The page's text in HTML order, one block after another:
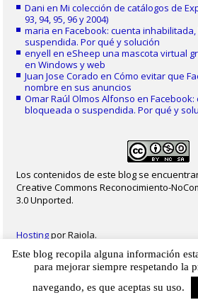
Dani enMi colección de catálogos de
93, 94, 95, 96 y 2004)
maria enFacebook: cuenta
suspendida. Por qué y solución
enyell eneSheep una mascota virtual
en Windows y web
Juan Jose Corado enCómo evitar que
nombre en sus anuncios
Omar Raúl Olmos Alfonso en
bloqueada o suspendida. Por qué y
Los contenidos de este blog se
Creative Commons Reconocimiento-
3.0 Unported.
Hostingpor Raiola.
2023 - Christian Delgado von Eitzen| Inicio |
|
Privacidad Cookies
Este blog recopila alguna información
para mejorar siempre respetando la
navegando, es que aceptas su uso.